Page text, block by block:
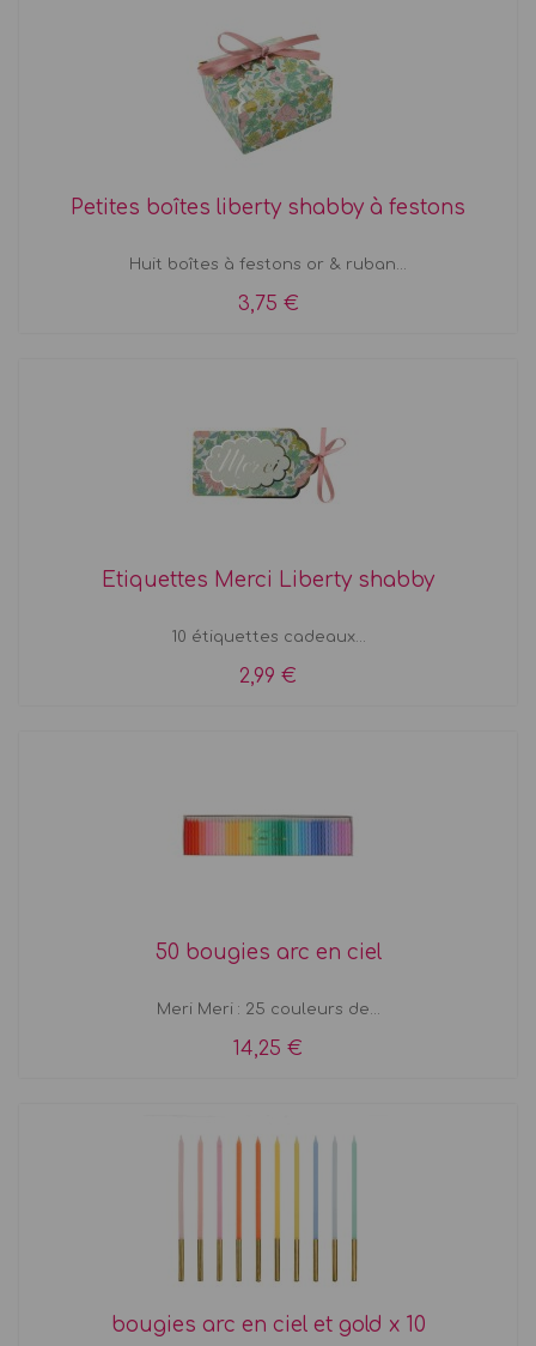
Petites boîtes liberty shabby à festons
Huit boîtes à festons or & ruban...
3,75 €
Etiquettes Merci Liberty shabby
10 étiquettes cadeaux...
2,99 €
50 bougies arc en ciel
Meri Meri : 25 couleurs de...
14,25 €
bougies arc en ciel et gold x 10